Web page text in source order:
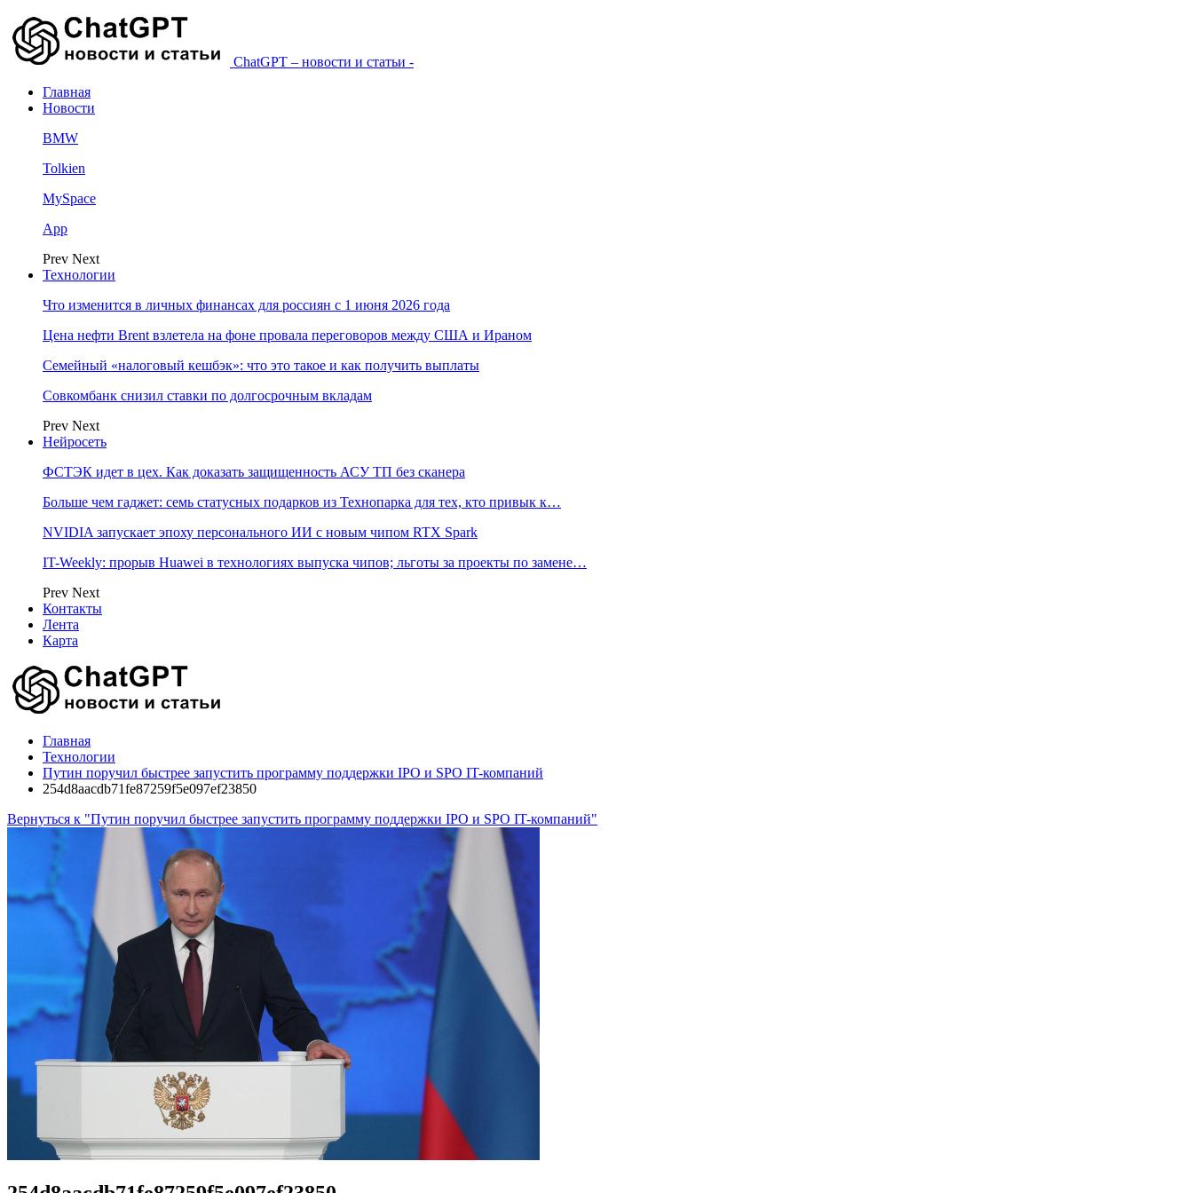
ChatGPT – новости и статьи -
Главная
Новости
BMW
Tolkien
MySpace
App
Prev Next
Технологии
Что изменится в личных финансах для россиян с 1 июня 2026 года
Цена нефти Brent взлетела на фоне провала переговоров между США и Ираном
Семейный «налоговый кешбэк»: что это такое и как получить выплаты
Совкомбанк снизил ставки по долгосрочным вкладам
Prev Next
Нейросеть
ФСТЭК идет в цех. Как доказать защищенность АСУ ТП без сканера
Больше чем гаджет: семь статусных подарков из Технопарка для тех, кто привык к…
NVIDIA запускает эпоху персонального ИИ с новым чипом RTX Spark
IT-Weekly: прорыв Huawei в технологиях выпуска чипов; льготы за проекты по замене…
Prev Next
Контакты
Лента
Карта
Главная
Технологии
Путин поручил быстрее запустить программу поддержки IPO и SPO IT-компаний
254d8aacdb71fe87259f5e097ef23850
Вернуться к "Путин поручил быстрее запустить программу поддержки IPO и SPO IT-компаний"